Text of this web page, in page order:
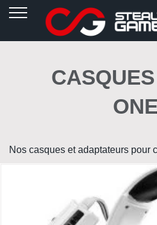
ONE
Nos casques et adaptateurs pour